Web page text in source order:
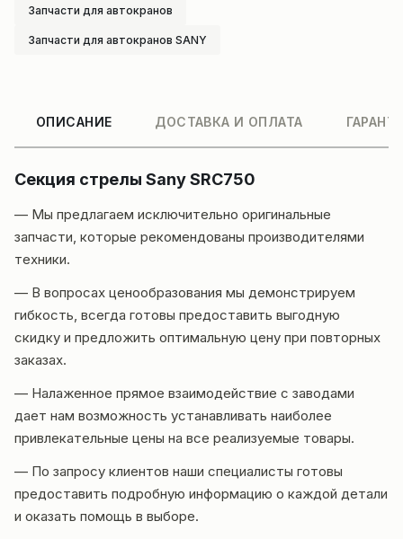
Запчасти для автокранов
Запчасти для автокранов SANY
ОПИСАНИЕ ДОСТАВКА И ОПЛАТА
Секция стрелы Sany SRC750
— Мы предлагаем исключительно оригинальные
запчасти, которые рекомендованы производителями
техники.
— В вопросах ценообразования мы демонстрируем
гибкость, всегда готовы предоставить выгодную
скидку и предложить оптимальную цену при повторных
заказах.
— Налаженное прямое взаимодействие с заводами
дает нам возможность устанавливать наиболее
привлекательные цены на все реализуемые товары.
— По запросу клиентов наши специалисты готовы
предоставить подробную информацию о каждой детали
и оказать помощь в выборе.